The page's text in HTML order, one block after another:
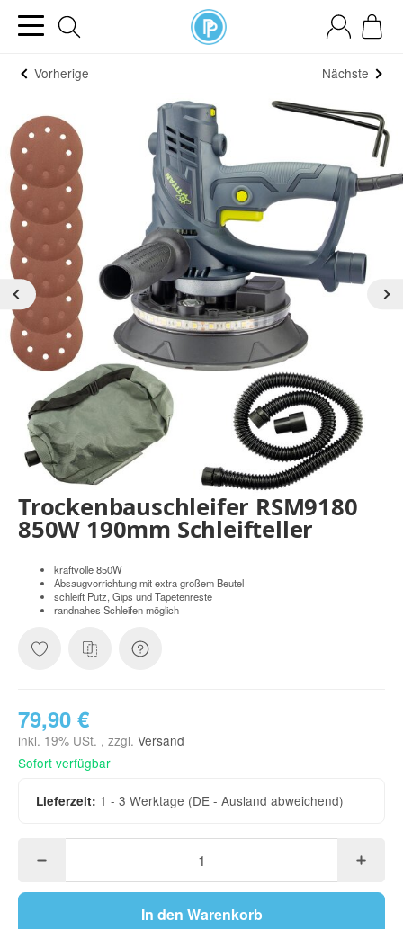
Vorherige Nächste
Trockenbauschleifer RSM9180
850W 190mm Schleifteller
kraftvolle 850W
Absaugvorrichtung mit extra großem Beutel
schleift Putz, Gips und Tapetenreste
randnahes Schleifen möglich
79,90 €
inkl. 19% USt. , zzgl. Versand
Sofort verfügbar
Lieferzeit: 1 - 3 Werktage (DE - Ausland abweichend)
In den Warenkorb